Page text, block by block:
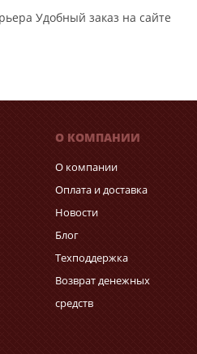
Удобный заказ на сайте
О КОМПАНИИ
О компании
Оплата и доставка
Новости
Блог
Техподдержка
Возврат денежных
средств